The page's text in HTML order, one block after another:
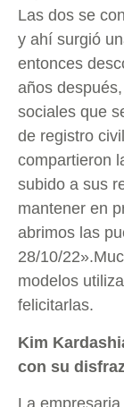
Las dos se
y ahí surgió
entonces
años
sociales que
de registro
compartieron
subido a sus
mantener en
abrimos las
28/10/
modelos
felicitarlas.
Kim
con su